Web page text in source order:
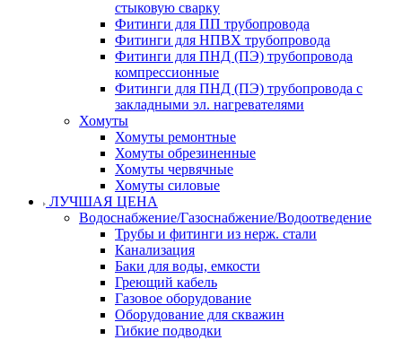
стыковую сварку
Фитинги для ПП трубопровода
Фитинги для НПВХ трубопровода
Фитинги для ПНД (ПЭ) трубопровода
компрессионные
Фитинги для ПНД (ПЭ) трубопровода с
закладными эл. нагревателями
Хомуты
Хомуты ремонтные
Хомуты обрезиненные
Хомуты червячные
Хомуты силовые
ЛУЧШАЯ ЦЕНА
Водоснабжение/Газоснабжение/Водоотведение
Трубы и фитинги из нерж. стали
Канализация
Баки для воды, емкости
Греющий кабель
Газовое оборудование
Оборудование для скважин
Гибкие подводки